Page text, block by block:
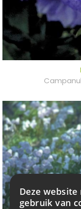
Deze website
gebruik van